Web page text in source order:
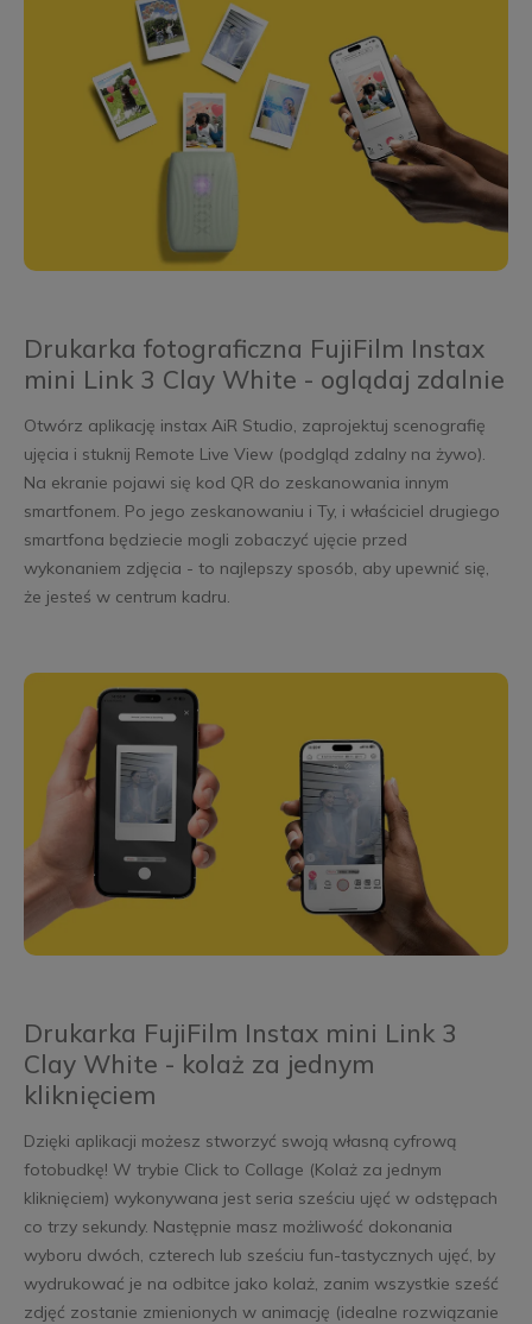
Drukarka fotograficzna FujiFilm Instax
mini Link 3 Clay White - oglądaj zdalnie
Otwórz aplikację instax AiR Studio, zaprojektuj scenografię
ujęcia i stuknij Remote Live View (podgląd zdalny na żywo).
Na ekranie pojawi się kod QR do zeskanowania innym
smartfonem. Po jego zeskanowaniu i Ty, i właściciel drugiego
smartfona będziecie mogli zobaczyć ujęcie przed
wykonaniem zdjęcia - to najlepszy sposób, aby upewnić się,
że jesteś w centrum kadru.
Drukarka FujiFilm Instax mini Link 3
Clay White - kolaż za jednym
kliknięciem
Dzięki aplikacji możesz stworzyć swoją własną cyfrową
fotobudkę! W trybie Click to Collage (Kolaż za jednym
kliknięciem) wykonywana jest seria sześciu ujęć w odstępach
co trzy sekundy. Następnie masz możliwość dokonania
wyboru dwóch, czterech lub sześciu fun-tastycznych ujęć, by
wydrukować je na odbitce jako kolaż, zanim wszystkie sześć
zdjęć zostanie zmienionych w animację (idealne rozwiązanie